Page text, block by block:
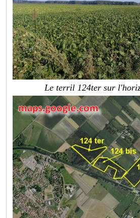
Le terril 124ter sur